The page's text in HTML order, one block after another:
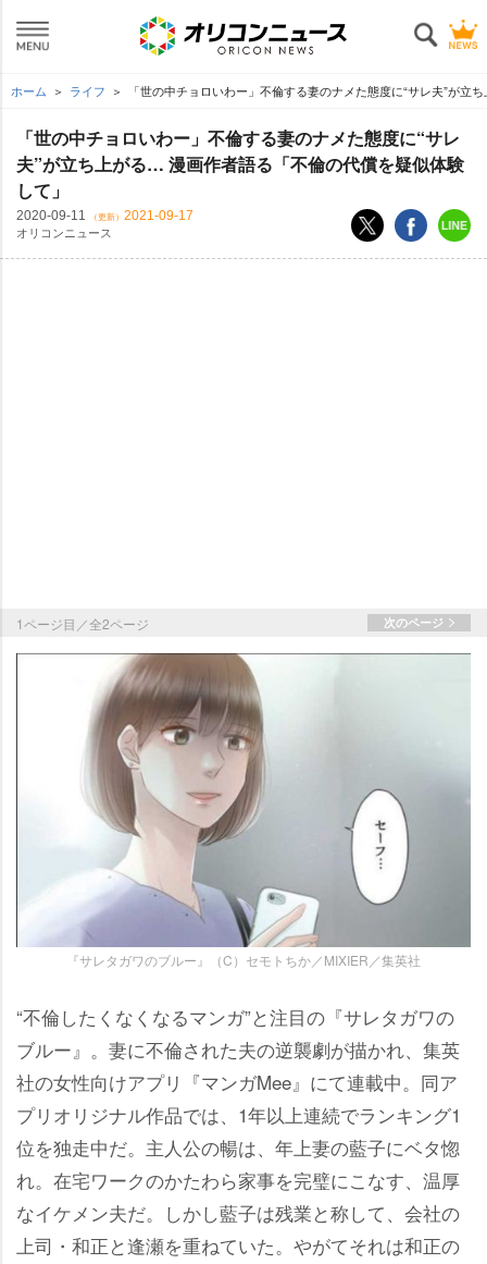
ホーム ライフ 「世の中チョロいわー」不倫する妻のナメた態度に“サレ夫”が
「世の中チョロいわー」不倫する妻のナメた態度に“サレ
夫”が立ち上がる… 漫画作者語る「不倫の代償を疑似体験
して」
2020-09-11 （更新） 2021-09-17
オリコンニュース
1ページ目／全2ページ 次のページ
『サレタガワのブルー』（C）セモトちか／MIXIER／集英社
“不倫したくなくなるマンガ”と注目の『サレタガワの
ブルー』。妻に不倫された夫の逆襲劇が描かれ、集英
社の女性向けアプリ『マンガMee』にて連載中。同ア
プリオリジナル作品では、1年以上連続でランキング1
位を独走中だ。主人公の暢は、年上妻の藍子にベタ惚
れ。在宅ワークのかたわら家事を完璧にこなす、温厚
なイケメン夫だ。しかし藍子は残業と称して、会社の
上司・和正と逢瀬を重ねていた。やがてそれは和正の